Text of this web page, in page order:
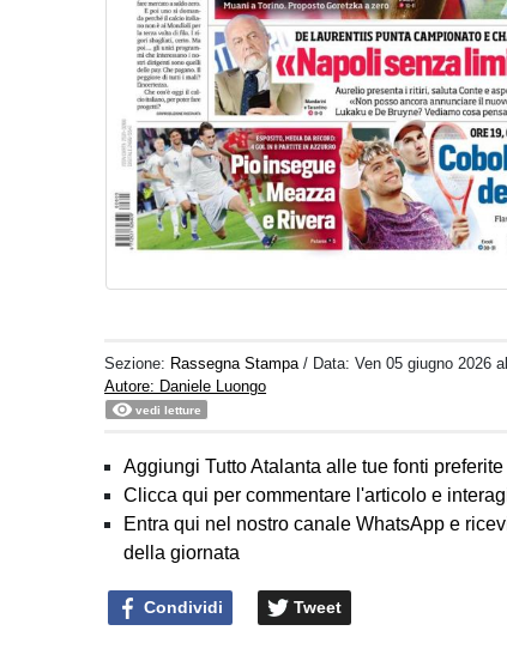
Sezione: Rassegna Stampa / Data:Ven 05 giugno 2026
Autore: Daniele Luongo
vedi letture
Aggiungi Tutto Atalanta alle tue fonti
Clicca qui per commentare l'articolo e
Entra qui nel nostro canale WhatsApp e
della giornata
Condividi Tweet